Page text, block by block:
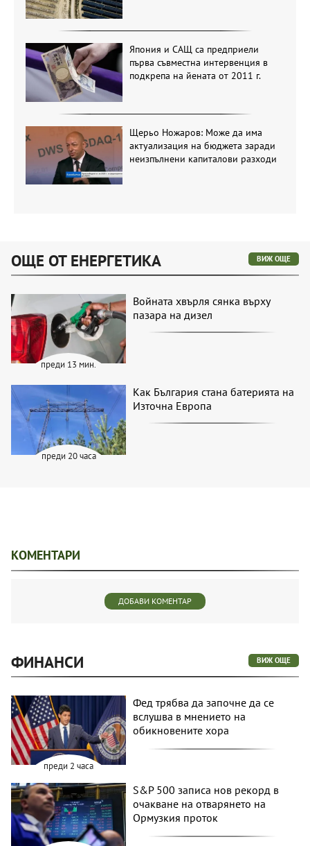
Япония и САЩ са предприели
първа съвместна интервенция в
подкрепа на йената от 2011 г.
Щерьо Ножаров: Може да има
актуализация на бюджета заради
неизпълнени капиталови разходи
ОЩЕ ОТ ЕНЕРГЕТИКА ВИЖ ОЩЕ
преди 13 мин.
Войната хвърля сянка върху
пазара на дизел
преди 20 часа
Как България стана батерията на
Източна Европа
КОМЕНТАРИ
ДОБАВИ КОМЕНТАР
ФИНАНСИ ВИЖ ОЩЕ
преди 2 часа
Фед трябва да започне да се
вслушва в мнението на
обикновените хора
S&P 500 записа нов рекорд в
очакване на отварянето на
Ормузкия проток